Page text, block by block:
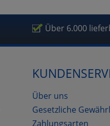
Über 6.000
Über uns
Gesetzliche
Zahlungsarten
zurückzu Haupptseite